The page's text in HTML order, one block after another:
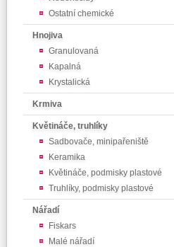
Ostatní chemické
Hnojiva
Granulovaná
Kapalná
Krystalická
Krmiva
Květináče, truhlíky
Sadbovače, minipařeniště
Keramika
Květináče, podmisky plastové
Truhlíky, podmisky plastové
Nářadí
Fiskars
Malé nářadí